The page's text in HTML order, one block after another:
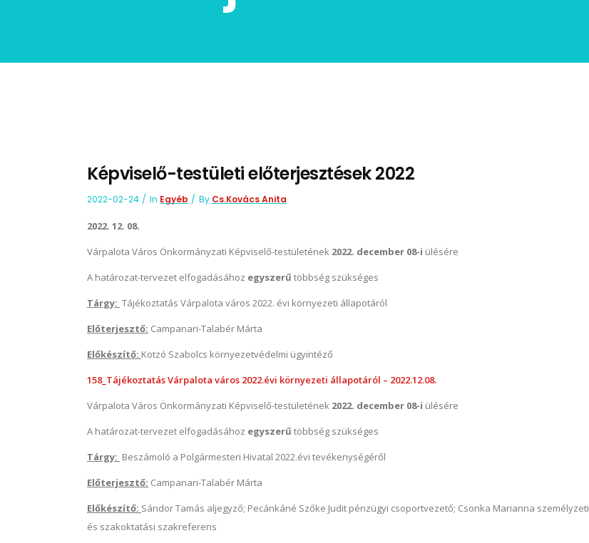
Képviselő-testületi előterjesztések 2022
2022-02-24 In Egyéb By Cs.Kovács Anita
2022. 12. 08.
Várpalota Város Önkormányzati Képviselő-testületének 2022. december 08-i ülésére
A határozat-tervezet elfogadásához egyszerű többség szükséges
Tárgy: Tájékoztatás Várpalota város 2022. évi környezeti állapotáról
Előterjesztő: Campanari-Talabér Márta
Előkészítő: Kotzó Szabolcs környezetvédelmi ügyintéző
158_Tájékoztatás Várpalota város 2022.évi környezeti állapotáról – 2022.12.08.
Várpalota Város Önkormányzati Képviselő-testületének 2022. december 08-i ülésére
A határozat-tervezet elfogadásához egyszerű többség szükséges
Tárgy: Beszámoló a Polgármesteri Hivatal 2022.évi tevékenységéről
Előterjesztő: Campanari-Talabér Márta
Előkészítő: Sándor Tamás aljegyző; Pecánkáné Szőke Judit pénzügyi csoportvezető; Csonka Marianna személyzeti
és szakoktatási szakreferens